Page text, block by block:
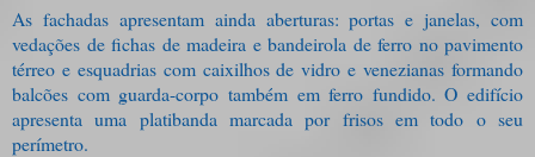
As fachadas apresentam ainda aberturas: portas e janelas, com
vedações de fichas de madeira e bandeirola de ferro no pavimento
térreo e esquadrias com caixilhos de vidro e venezianas formando
balcões com guarda-corpo também em ferro fundido. O edifício
apresenta uma platibanda marcada por frisos em todo o seu
perímetro.